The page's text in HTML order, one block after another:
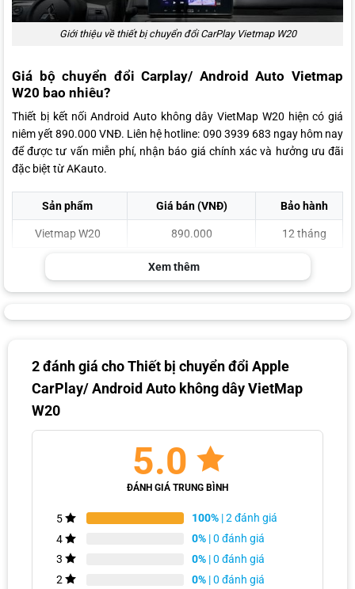
Giới thiệu về thiết bị chuyển đổi CarPlay Vietmap W20
Giá bộ chuyển đổi Carplay/ Android Auto Vietmap
W20 bao nhiêu?
Thiết bị kết nối Android Auto không dây VietMap W20 hiện có giá
niêm yết 890.000 VNĐ. Liên hệ hotline: 090 3939 683 ngay hôm nay
để được tư vấn miễn phí, nhận báo giá chính xác và hưởng ưu đãi
đặc biệt từ AKauto.
Sản phẩm Giá bán (VNĐ) Bảo hành
Vietmap W20 890.000 12 tháng
ĐĂNG KÝ TƯ VẤN MIỄN PHÍ
Đội ngũ chuyên viên chúng em sẽ liên hệ cho anh/chị ngay ạ!
Xem thêm
2 đánh giá choThiết bị chuyển đổi Apple
CarPlay/ Android Auto không dây VietMap
W20
5.0
ĐÁNH GIÁ TRUNG BÌNH
5 100% | 2 đánh giá
4
0% | 0 đánh giá
3
0% | 0 đánh giá
2
0% | 0 đánh giá